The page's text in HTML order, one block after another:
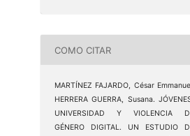
COMO CITAR
MARTÍNEZ FAJARDO, César
HERRERA GUERRA, Susana.
UNIVERSIDAD Y VIOLENCIA
GÉNERO DIGITAL. UN ESTUDIO